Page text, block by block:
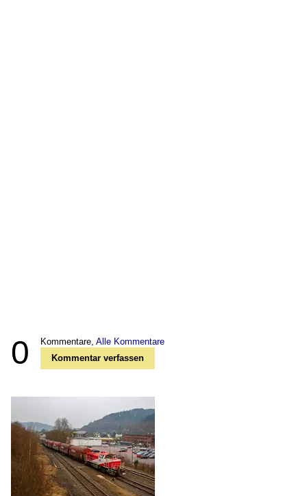
0 Kommentare, Alle Kommentare
Kommentar verfassen